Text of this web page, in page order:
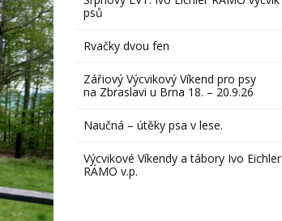
psů
Rvačky dvou fen
Zářiový Výcvikový Víkend pro psy
na Zbraslavi u Brna 18. – 20.9.26
Naučná – útěky psa v lese.
Výcvikové Víkendy a tábory Ivo Eichler
RÁMO v.p.